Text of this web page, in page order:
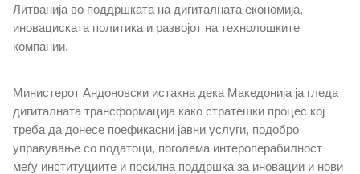
Интегритет
Конкурси
Завршени конкурси
Литванија во поддршката на дигиталната економија,
иновациската политика и развојот на технолошките
компании.
Министерот Андоновски истакна дека Македонија ја гледа
дигиталната трансформација како стратешки процес кој
треба да донесе поефикасни јавни услуги, подобро
управување со податоци, поголема интероперабилност
меѓу институциите и посилна поддршка за иновации и нови